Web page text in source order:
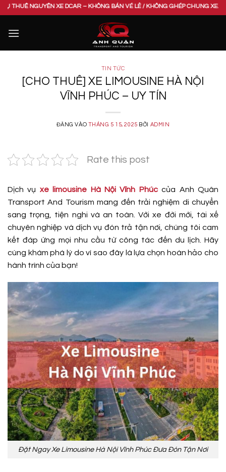
Bỏ
nội
XE DCAR – KHÔNG BÁN VÉ LẺ / KHÔNG GHÉP CHUNG XE. VUI LÒNG
TIN TỨC
[CHO THUÊ] XE LIMOUSINE HÀ NỘI
VĨNH PHÚC – UY TÍN
ĐĂNG VÀO THÁNG 5 15, 2025 BỞI ADMIN
Rate this post
Dịch vụ xe limousine Hà Nội Vĩnh Phúccủa Anh Quân
Transport And Tourism mang đến trải nghiệm di chuyển
sang trọng, tiện nghi và an toàn. Với xe đời mới, tài xế
chuyên nghiệp và dịch vụ đón trả tận nơi, chúng tôi cam
kết đáp ứng mọi nhu cầu từ công tác đến du lịch. Hãy
cùng khám phá lý do vì sao đây là lựa chọn hoàn hảo cho
hành trình của bạn!
Đặt Ngay Xe Limousine Hà Nội Vĩnh Phúc Đưa Đón Tận Nơi